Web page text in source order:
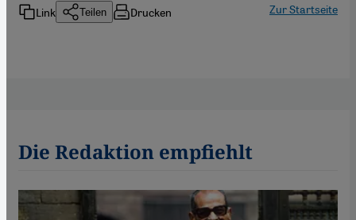
Link Teilen Drucken Zur Startseite
Die Redaktion empfiehlt